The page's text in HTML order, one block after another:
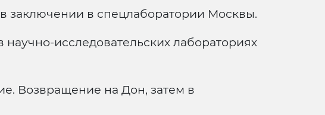
заключении в спецлаборатории Москвы.
научно-исследовательских лабораториях
Возвращение на Дон, затем в